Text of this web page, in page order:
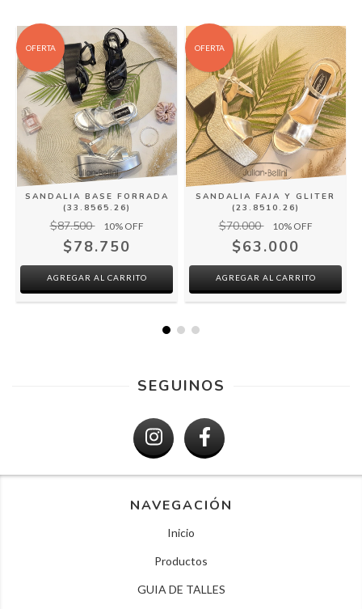
OFERTA
SANDALIA BASE FORRADA
(33.8565.26)
$87.500 10% OFF
$78.750
AGREGAR AL CARRITO
OFERTA
SANDALIA FAJA Y GLITER
(23.8510.26)
$70.000 10% OFF
$63.000
AGREGAR AL CARRITO
SEGUINOS
NAVEGACIÓN
Inicio
Productos
GUIA DE TALLES